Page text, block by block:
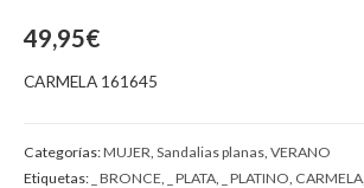
49,95€
CARMELA 161645
Categorías:MUJER Sandalias planas VERANO
Etiquetas: _ BRONCE _ PLATA _ PLATINO CARMELA